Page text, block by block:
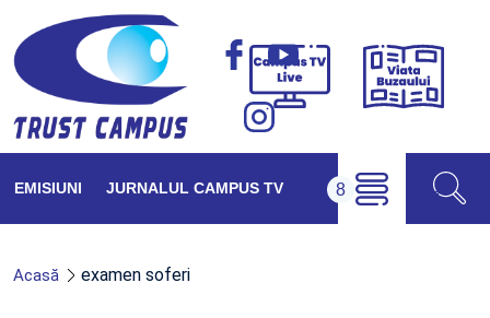
Campus
Viața
EMISIUNI JURNALUL CAMPUS TV
Acasă examen soferi